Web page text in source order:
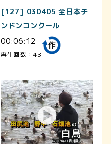
[127] 030405 全日本チ
ンドンコンクール
00:06:12
再生回数：43